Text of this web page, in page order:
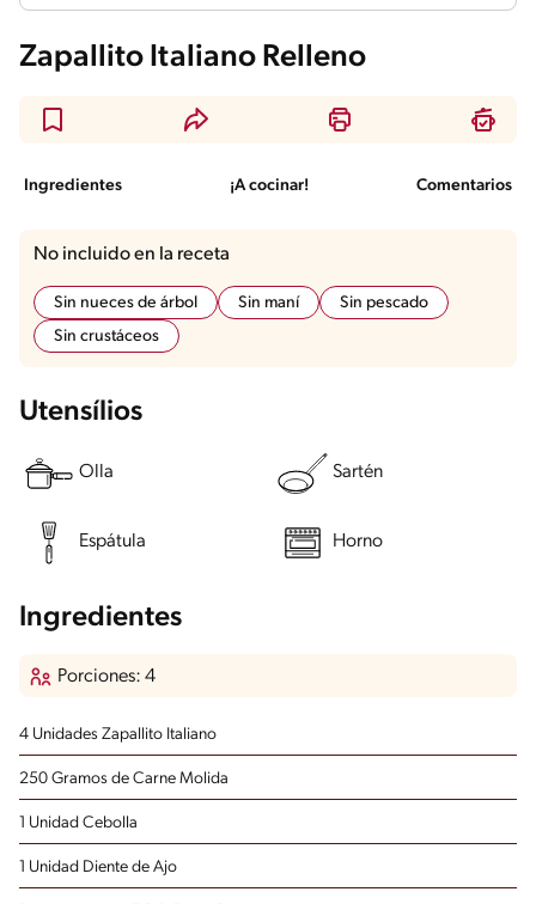
Zapallito Italiano Relleno
Ingredientes ¡A cocinar! Comentarios
No incluido en la receta
Sin nueces de árbol Sin maní
Sin pescado
Sin crustáceos
Utensílios
Olla Sartén
Espátula Horno
Ingredientes
Porciones: 4
4 Unidades Zapallito Italiano
250 Gramos de Carne Molida
1 Unidad Cebolla
1 Unidad Diente de Ajo